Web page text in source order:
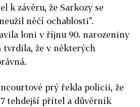
k závěru, že Sarkozy se
něčí ochablosti".
loni v říjnu 90. narozeniny
tvrdila, že v některých
prý řekla policii, že
tehdejší přítel a důvěrník